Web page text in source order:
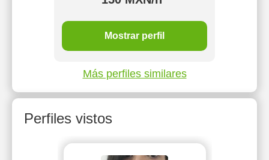
Mostrar perfil
Más perfiles similares
Perfiles vistos